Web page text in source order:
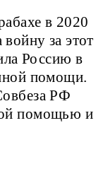
в 2020
за этот
Россию в
помощи.
РФ
помощью и